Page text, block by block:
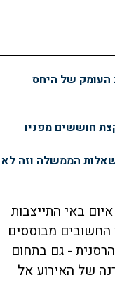
העומק של היחס
חוששים מפניו
הממשלה וזה לא
באי התייצבות
מבוססים
- גם בתחום
של האירוע אל